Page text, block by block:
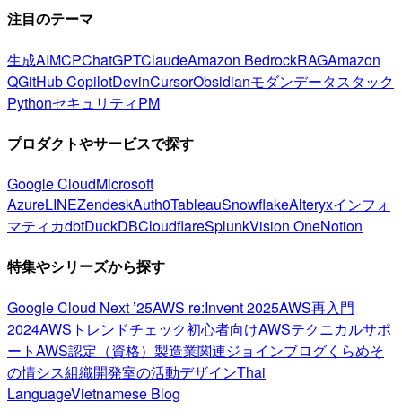
注目のテーマ
生成AIMCPChatGPTClaudeAmazon BedrockRAGAmazon
QGitHub CopilotDevinCursorObsidianモダンデータスタック
PythonセキュリティPM
プロダクトやサービスで探す
Google CloudMicrosoft
AzureLINEZendeskAuth0TableauSnowflakeAlteryxインフォ
マティカdbtDuckDBCloudflareSplunkVision OneNotion
特集やシリーズから探す
Google Cloud Next ’25AWS re:Invent 2025AWS再入門
2024AWSトレンドチェック初心者向けAWSテクニカルサポ
ートAWS認定（資格） 製造業関連ジョインブログくらめそ
の情シス組織開発室の活動デザインThai
LanguageVietnamese Blog